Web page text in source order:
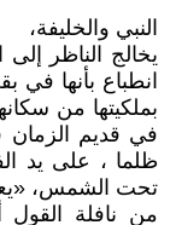
النبي والخليفة،
يخالج الناظر إلى
انطباع بأنها في
بملكيتها من
في قديم الزمان
ظلما ، على يد
تحت الشمس،
من نافلة القول